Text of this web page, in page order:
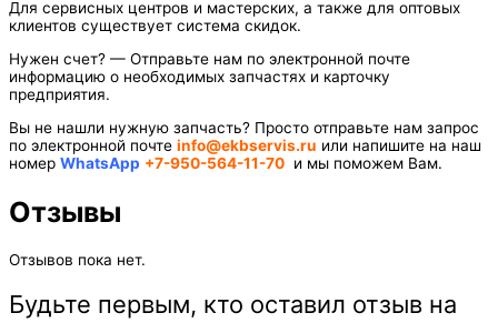
Для сервисных центров и мастерских, а также для оптовых
клиентов существует система скидок.
Нужен счет? — Отправьте нам по электронной почте
информацию о необходимых запчастях и карточку
предприятия.
Вы не нашли нужную запчасть? Просто отправьте нам запрос
по электронной почте info@ekbservis.ru или напишите на наш
номер WhatsApp +7-950-564-11-70 и мы поможем Вам.
Отзывы
Отзывов пока нет.
Будьте первым, кто оставил отзыв на